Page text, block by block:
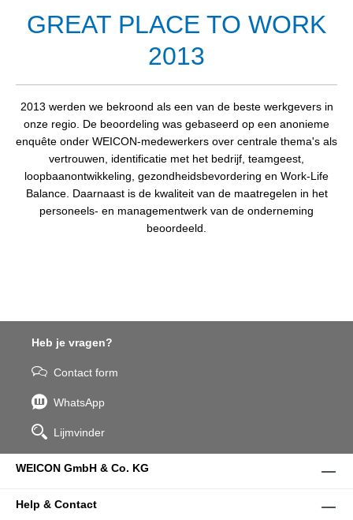
GREAT PLACE TO WORK
2013
2013 werden we bekroond als een van de beste werkgevers in
onze regio. De beoordeling was gebaseerd op een anonieme
enquête onder WEICON-medewerkers over centrale thema's als
vertrouwen, identificatie met het bedrijf, teamgeest,
loopbaanontwikkeling, gezondheidsbevordering en Work-Life
Balance. Daarnaast is de kwaliteit van de maatregelen in het
personeels- en managementwerk van de onderneming
beoordeeld.
Heb je vragen?
Contact form
WhatsApp
Lijmvinder
WEICON GmbH & Co. KG
Help & Contact